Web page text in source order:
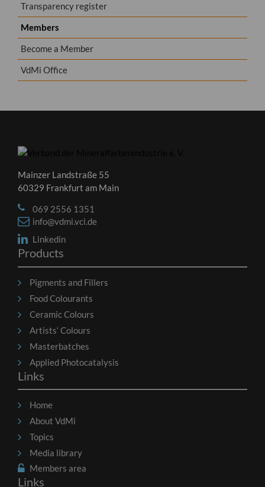
Transparency register
Members
Become a Member
VdMi Office
Mainzer Landstraße 55
60329 Frankfurt am Main
069 2556 1351
info@vdmi.vci.de
Linkedin
Products
Pigments and Fillers
Food Colourants
Ceramic Colours
Artists‘ Colours
Masterbatches
Applied Photocatalysis
Links
Home
About VdMi
Topics
Media library
Members area
Links